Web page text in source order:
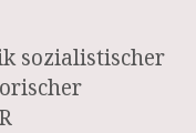
sozialistischer